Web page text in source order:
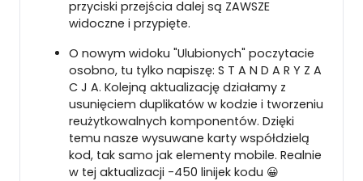
przyciski przejścia dalej są ZAWSZE
widoczne i przypięte.
O nowym widoku "Ulubionych" poczytacie
osobno, tu tylko napiszę: S T A N D A R Y Z A
C J A. Kolejną aktualizację działamy z
usunięciem duplikatów w kodzie i tworzeniu
reużytkowalnych komponentów. Dzięki
temu nasze wysuwane karty współdzielą
kod, tak samo jak elementy mobile. Realnie
w tej aktualizacji -450 linijek kodu 😀